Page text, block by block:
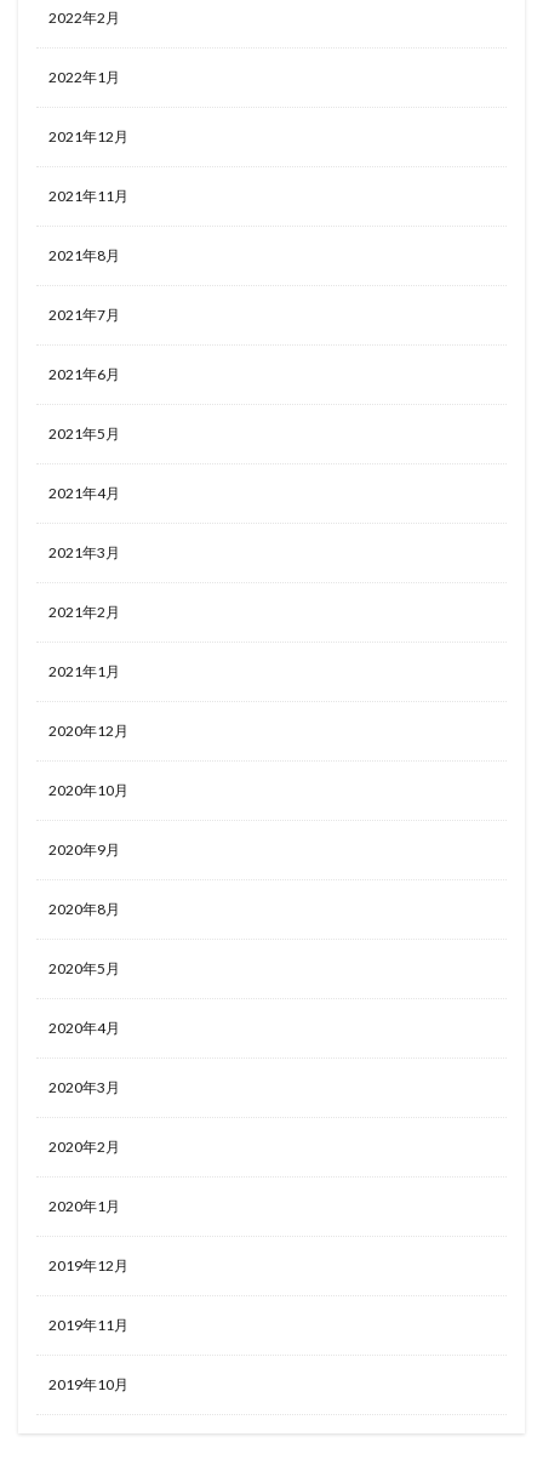
2022年2月
2022年1月
2021年12月
2021年11月
2021年8月
2021年7月
2021年6月
2021年5月
2021年4月
2021年3月
2021年2月
2021年1月
2020年12月
2020年10月
2020年9月
2020年8月
2020年5月
2020年4月
2020年3月
2020年2月
2020年1月
2019年12月
2019年11月
2019年10月